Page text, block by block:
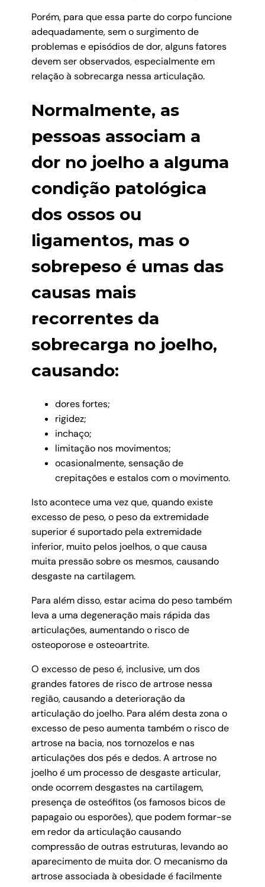
Porém, para que essa parte do corpo funcione
adequadamente, sem o surgimento de
problemas e episódios de dor, alguns fatores
devem ser observados, especialmente em
relação à sobrecarga nessa articulação.
Normalmente, as
pessoas associam a
dor no joelho a alguma
condição patológica
dos ossos ou
ligamentos, mas o
sobrepeso é umas das
causas mais
recorrentes da
sobrecarga no joelho,
causando:
dores fortes;
rigidez;
inchaço;
limitação nos movimentos;
ocasionalmente, sensação de
crepitações e estalos com o movimento.
Isto acontece uma vez que, quando existe
excesso de peso, o peso da extremidade
superior é suportado pela extremidade
inferior, muito pelos joelhos, o que causa
muita pressão sobre os mesmos, causando
desgaste na cartilagem.
Para além disso, estar acima do peso também
leva a uma degeneração mais rápida das
articulações, aumentando o risco de
osteoporose e osteoartrite.
O excesso de peso é, inclusive, um dos
grandes fatores de risco de artrose nessa
região, causando a deterioração da
articulação do joelho. Para além desta zona o
excesso de peso aumenta também o risco de
artrose na bacia, nos tornozelos e nas
articulações dos pés e dedos. A artrose no
joelho é um processo de desgaste articular,
onde ocorrem desgastes na cartilagem,
presença de osteófitos (os famosos bicos de
papagaio ou esporões), que podem formar-se
em redor da articulação causando
compressão de outras estruturas, levando ao
aparecimento de muita dor. O mecanismo da
artrose associada à obesidade é facilmente